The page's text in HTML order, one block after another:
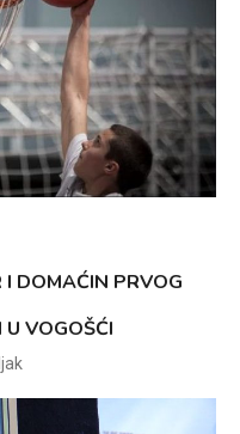
DOMAĆIN PRVOG
U VOGOŠĆI